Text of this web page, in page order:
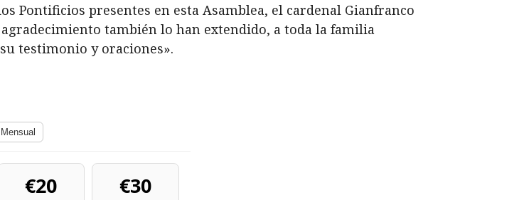
Pontificios presentes en esta Asamblea, el cardenal Gianfranco
también lo han extendido, a toda la familia
testimonio y oraciones».
€20
€30